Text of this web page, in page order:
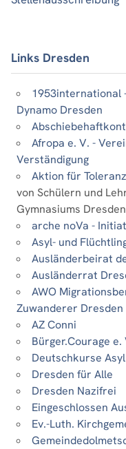
Links Dresden
1953international
Dynamo Dresden
Afropa e. V. -
Verständigung
Aktion für
von Schülern und
Gymnasiums Dresden
arche noVa -
Asyl- und
Ausländerbeirat
Ausländerrat
AWO
Zuwanderer Dresden
AZ Conni
Bürger.Courage e.
Deutschkurse
Dresden für Alle
Dresden Nazifrei
Eingeschlossen
Ev.-Luth.